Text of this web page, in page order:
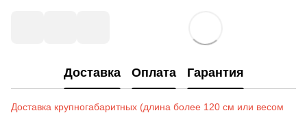
Доставка Оплата Гарантия
Доставка крупногабаритных (длина более 120 см или весом